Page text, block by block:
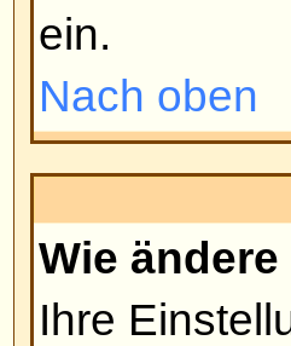
Nach oben
Wie kann ich
Es können sich
befinden. Das
oder Sterne,
geschrieben